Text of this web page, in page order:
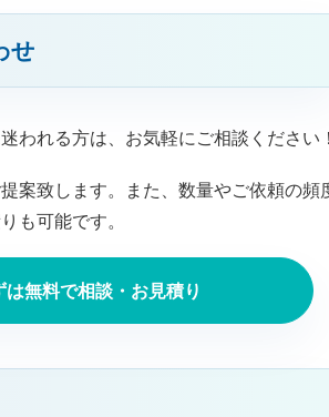
せ
われる方は、お気軽にご相談ください
案致します。また、数量やご依頼の頻
も可能です。
は無料で相談・お見積り